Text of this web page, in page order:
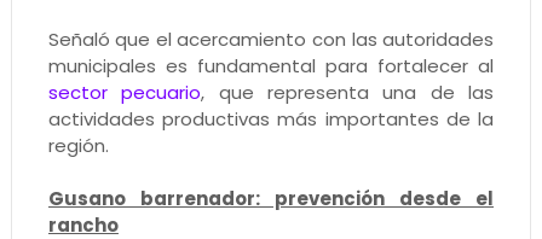
Señaló que el acercamiento con las autoridades
municipales es fundamental para fortalecer al
sector pecuario, que representa una de las
actividades productivas más importantes de la
región.
Gusano barrenador: prevención desde el
rancho